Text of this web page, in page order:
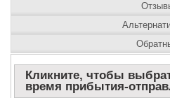
Кликните, чтобы
время прибытия-